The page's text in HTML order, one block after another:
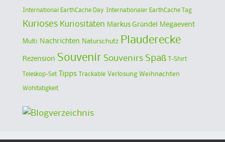
International EarthCache Day Internationaler EarthCache Tag
Kurioses Kuriositäten Markus Gründel Megaevent
Multi Nachrichten Naturschutz Plauderecke
Rezension Souvenir Souvenirs Spaß T-Shirt
Teleskop-Set Tipps Trackable Verlosung Weihnachten
Wohltätigkeit